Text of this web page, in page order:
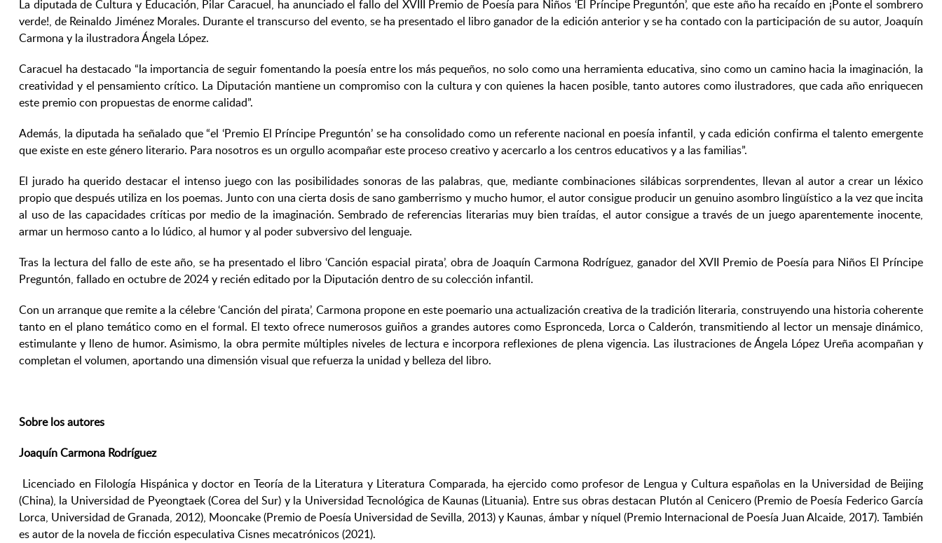
La diputada de Cultura y Educación, Pilar Caracuel, ha anunciado el fallo del XVIII Premio de Poesía para Niños ‘El Príncipe Preguntón’, que este año ha recaído en ¡Ponte el sombrero
verde!, de Reinaldo Jiménez Morales. Durante el transcurso del evento, se ha presentado el libro ganador de la edición anterior y se ha contado con la participación de su autor, Joaquín
Carmona y la ilustradora Ángela López.
Caracuel ha destacado “la importancia de seguir fomentando la poesía entre los más pequeños, no solo como una herramienta educativa, sino como un camino hacia la imaginación, la
creatividad y el pensamiento crítico. La Diputación mantiene un compromiso con la cultura y con quienes la hacen posible, tanto autores como ilustradores, que cada año enriquecen
este premio con propuestas de enorme calidad”.
Además, la diputada ha señalado que “el ‘Premio El Príncipe Preguntón’ se ha consolidado como un referente nacional en poesía infantil, y cada edición confirma el talento emergente
que existe en este género literario. Para nosotros es un orgullo acompañar este proceso creativo y acercarlo a los centros educativos y a las familias”.
El jurado ha querido destacar el intenso juego con las posibilidades sonoras de las palabras, que, mediante combinaciones silábicas sorprendentes, llevan al autor a crear un léxico
propio que después utiliza en los poemas. Junto con una cierta dosis de sano gamberrismo y mucho humor, el autor consigue producir un genuino asombro lingüístico a la vez que incita
al uso de las capacidades críticas por medio de la imaginación. Sembrado de referencias literarias muy bien traídas, el autor consigue a través de un juego aparentemente inocente,
armar un hermoso canto a lo lúdico, al humor y al poder subversivo del lenguaje.
Tras la lectura del fallo de este año, se ha presentado el libro ‘Canción espacial pirata’, obra de Joaquín Carmona Rodríguez, ganador del XVII Premio de Poesía para Niños El Príncipe
Preguntón, fallado en octubre de 2024 y recién editado por la Diputación dentro de su colección infantil.
Con un arranque que remite a la célebre ‘Canción del pirata’, Carmona propone en este poemario una actualización creativa de la tradición literaria, construyendo una historia coherente
tanto en el plano temático como en el formal. El texto ofrece numerosos guiños a grandes autores como Espronceda, Lorca o Calderón, transmitiendo al lector un mensaje dinámico,
estimulante y lleno de humor. Asimismo, la obra permite múltiples niveles de lectura e incorpora reflexiones de plena vigencia. Las ilustraciones de Ángela López Ureña acompañan y
completan el volumen, aportando una dimensión visual que refuerza la unidad y belleza del libro.
Sobre los autores
Joaquín Carmona Rodríguez
Licenciado en Filología Hispánica y doctor en Teoría de la Literatura y Literatura Comparada, ha ejercido como profesor de Lengua y Cultura españolas en la Universidad de Beijing
(China), la Universidad de Pyeongtaek (Corea del Sur) y la Universidad Tecnológica de Kaunas (Lituania). Entre sus obras destacan Plutón al Cenicero (Premio de Poesía Federico García
Lorca, Universidad de Granada, 2012), Mooncake (Premio de Poesía Universidad de Sevilla, 2013) y Kaunas, ámbar y níquel (Premio Internacional de Poesía Juan Alcaide, 2017). También
es autor de la novela de ficción especulativa Cisnes mecatrónicos (2021).